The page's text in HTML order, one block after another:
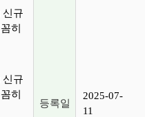
신규
히
신규
히
등록일
2025-07-
11